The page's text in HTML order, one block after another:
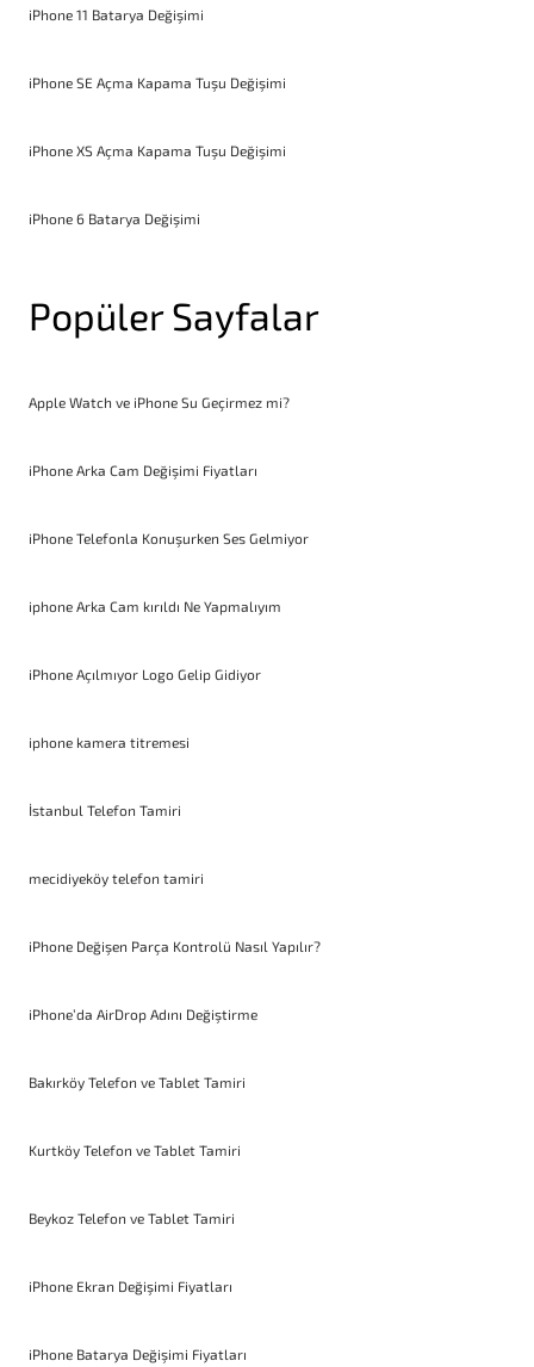
iPhone 11 Batarya Değişimi
iPhone SE Açma Kapama Tuşu Değişimi
iPhone XS Açma Kapama Tuşu Değişimi
iPhone 6 Batarya Değişimi
Popüler Sayfalar
Apple Watch ve iPhone Su Geçirmez mi?
iPhone Arka Cam Değişimi Fiyatları
iPhone Telefonla Konuşurken Ses Gelmiyor
iphone Arka Cam kırıldı Ne Yapmalıyım
iPhone Açılmıyor Logo Gelip Gidiyor
iphone kamera titremesi
İstanbul Telefon Tamiri
mecidiyeköy telefon tamiri
iPhone Değişen Parça Kontrolü Nasıl Yapılır?
iPhone’da AirDrop Adını Değiştirme
Bakırköy Telefon ve Tablet Tamiri
Kurtköy Telefon ve Tablet Tamiri
Beykoz Telefon ve Tablet Tamiri
iPhone Ekran Değişimi Fiyatları
iPhone Batarya Değişimi Fiyatları